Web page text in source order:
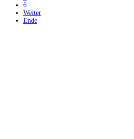
6
Weiter
Ende
Letzte